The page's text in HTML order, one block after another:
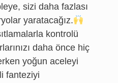
sizi daha fazlası
yaratacağız.
kontrolü
daha önce hiç
yoğun aceleyi
fanteziyi